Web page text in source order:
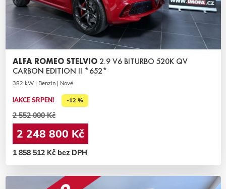
ALFA ROMEO STELVIO 2.9 V6 BITURBO 520K QV
CARBON EDITION II *652*
382 kW | Benzin | Nové
!AKCE SRPEN! -12 %
2 552 000 Kč
2 248 800 Kč
1 858 512 Kč bez DPH